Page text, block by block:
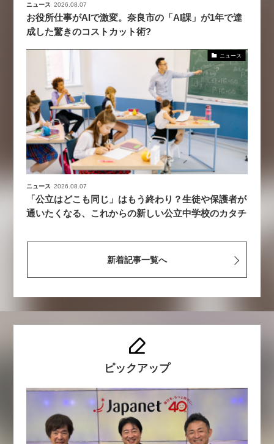
ニュース 2026.08.07
お役所仕事がAIで激変。奈良市の「AI課」が1年で達
成した驚きのコストカット術?
ニュース
ニュース 2026.08.07
「公立はどこも同じ」はもう終わり？生徒や保護者が
通いたくなる、これからの新しい公立中学校のカタチ
新着記事一覧へ
ピックアップ